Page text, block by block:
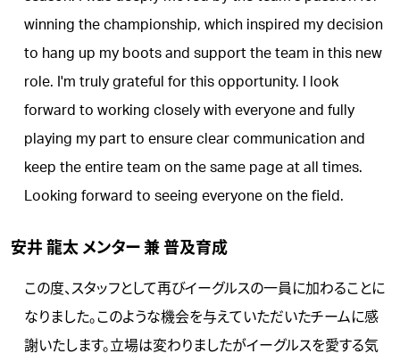
winning the championship, which inspired my decision
to hang up my boots and support the team in this new
role. I'm truly grateful for this opportunity. I look
forward to working closely with everyone and fully
playing my part to ensure clear communication and
keep the entire team on the same page at all times.
Looking forward to seeing everyone on the field.
安井 龍太 メンター 兼 普及育成
この度、スタッフとして再びイーグルスの一員に加わることに
なりました。このような機会を与えていただいたチームに感
謝いたします。立場は変わりましたがイーグルスを愛する気